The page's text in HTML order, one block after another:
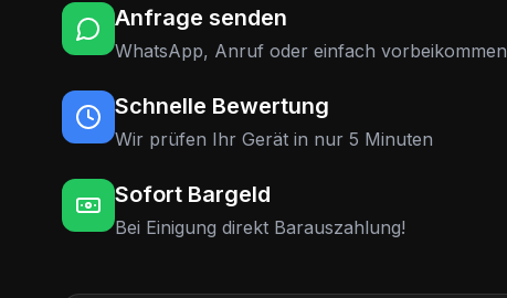
Anfrage senden
WhatsApp, Anruf oder einfach vorbeikommen
Schnelle Bewertung
Wir prüfen Ihr Gerät in nur 5 Minuten
Sofort Bargeld
Bei Einigung direkt Barauszahlung!